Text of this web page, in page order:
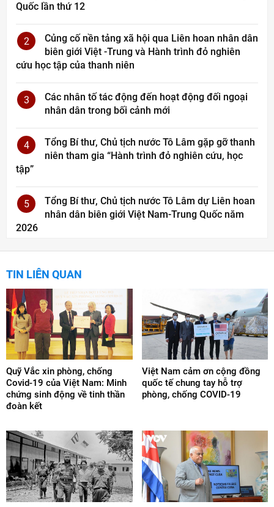
Quốc lần thứ 12
2
Củng cố nền tảng xã hội qua Liên hoan nhân dân
biên giới Việt -Trung và Hành trình đỏ nghiên
cứu học tập của thanh niên
3
Các nhân tố tác động đến hoạt động đối ngoại
nhân dân trong bối cảnh mới
4
Tổng Bí thư, Chủ tịch nước Tô Lâm gặp gỡ thanh
niên tham gia “Hành trình đỏ nghiên cứu, học
tập”
5
Tổng Bí thư, Chủ tịch nước Tô Lâm dự Liên hoan
nhân dân biên giới Việt Nam-Trung Quốc năm
2026
TIN LIÊN QUAN
Quỹ Vắc xin phòng, chống
Covid-19 của Việt Nam: Minh
chứng sinh động về tinh thần
đoàn kết
Việt Nam cảm ơn cộng đồng
quốc tế chung tay hỗ trợ
phòng, chống COVID-19